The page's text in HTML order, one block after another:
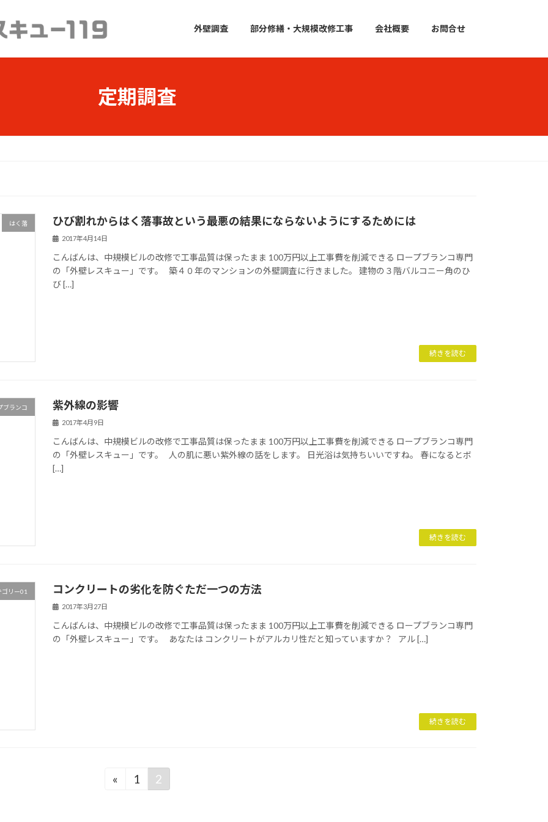
外壁調査 部分修繕・大規模改修工事 会社概要 お問合せ
定期調査
はく落 ひび割れからはく落事故という最悪の結果にならないようにするためには
2017年4月14日
こんばんは、中規模ビルの改修で工事品質は保ったまま 100万円以上工事費を削減できる ロープブランコ専門
の「外壁レスキュー」です。 築４０年のマンションの外壁調査に行きました。 建物の３階バルコニー角のひ
び […]
続きを読む
ブランコ 紫外線の影響
2017年4月9日
こんばんは、中規模ビルの改修で工事品質は保ったまま 100万円以上工事費を削減できる ロープブランコ専門
の「外壁レスキュー」です。 人の肌に悪い紫外線の話をします。 日光浴は気持ちいいですね。 春になるとボ
[…]
続きを読む
ゴリー01 コンクリートの劣化を防ぐただ一つの方法
2017年3月27日
こんばんは、中規模ビルの改修で工事品質は保ったまま 100万円以上工事費を削減できる ロープブランコ専門
の「外壁レスキュー」です。 あなたは コンクリートがアルカリ性だと知っていますか？ アル […]
続きを読む
«
固
1
固
2